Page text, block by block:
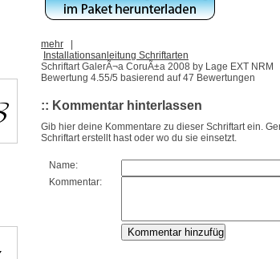
mehr
Installationsanleitung Schriftarten
Schriftart GalerÃ¬a CoruÃ±a 2008 by Lage EXT NRM
Bewertung 4.55/5 basierend auf47 Bewertungen
:: Kommentar hinterlassen
Gib hier deine Kommentare zu dieser Schriftart ein.
Schriftart erstellt hast oder wo du sie einsetzt.
Name:
Kommentar: